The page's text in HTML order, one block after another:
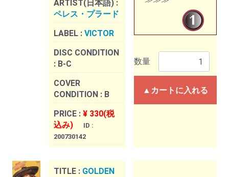
ARTIST(日本語) :
ペレス・プラード
LABEL : VICTOR
DISC CONDITION
: B-C
COVER
CONDITION : B
PRICE : ¥ 330(税
込み)
ID :
200730142
数量
▲カートに入れる
TITLE : GOLDEN